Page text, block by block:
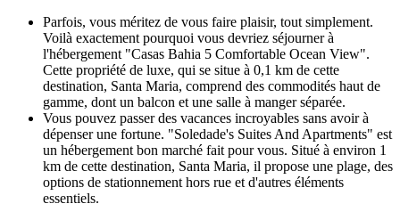
Parfois, vous méritez de vous faire plaisir, tout simplement.
Voilà exactement pourquoi vous devriez séjourner à
l'hébergement "Casas Bahia 5 Comfortable Ocean View".
Cette propriété de luxe, qui se situe à 0,1 km de cette
destination, Santa Maria, comprend des commodités haut de
gamme, dont un balcon et une salle à manger séparée.
Vous pouvez passer des vacances incroyables sans avoir à
dépenser une fortune. "Soledade's Suites And Apartments" est
un hébergement bon marché fait pour vous. Situé à environ 1
km de cette destination, Santa Maria, il propose une plage, des
options de stationnement hors rue et d'autres éléments
essentiels.